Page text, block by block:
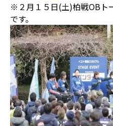
※２月１５日(土)柏戦OBト
です。